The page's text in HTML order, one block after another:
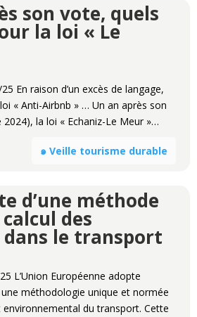
son vote, quels
la loi « Le
En raison d’un excès de langage,
« Anti-Airbnb » … Un an après son
la loi « Echaniz-Le Meur »…
๑ Veille tourisme durable
d’une méthode
des
dans le transport
L’Union Européenne adopte
méthodologie unique et normée
environnemental du transport. Cette